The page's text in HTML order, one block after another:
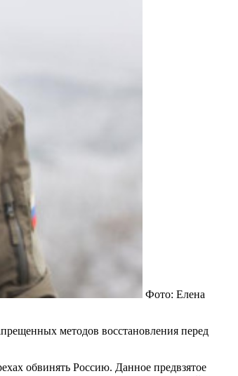
Фото: Елена
методов восстановления перед
обвинять Россию. Данное предвзятое